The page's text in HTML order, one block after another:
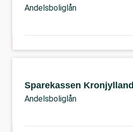
Andelsboliglån
Sparekassen Kronjylland
Andelsboliglån